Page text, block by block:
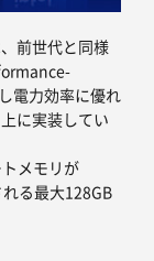
前世代と同様
電力効率に優れ
に実装してい
メモリが
る最大128GB